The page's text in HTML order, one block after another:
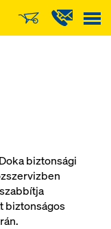
biztonsági
biztonságos